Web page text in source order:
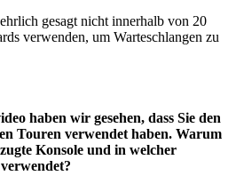
gesagt nicht innerhalb von 20
verwenden, um Warteschlangen zu
haben wir gesehen, dass Sie den
Touren verwendet haben. Warum
Konsole und in welcher